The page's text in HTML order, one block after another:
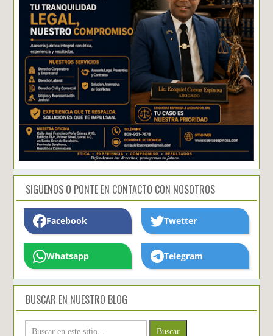
SIGUENOS O PONTE EN CONTACTO CON NOSOTROS
Facebook Twetter
Whatsapp Telegram
BUSCAR EN NUESTRO BLOG